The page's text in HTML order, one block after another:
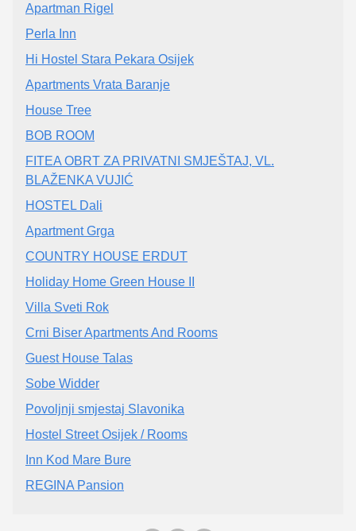
Apartman Rigel
Perla Inn
Hi Hostel Stara Pekara Osijek
Apartments Vrata Baranje
House Tree
BOB ROOM
FITEA OBRT ZA PRIVATNI SMJEŠTAJ, VL.
BLAŽENKA VUJIĆ
HOSTEL Dali
Apartment Grga
COUNTRY HOUSE ERDUT
Holiday Home Green House II
Villa Sveti Rok
Crni Biser Apartments And Rooms
Guest House Talas
Sobe Widder
Povoljnji smjestaj Slavonika
Hostel Street Osijek / Rooms
Inn Kod Mare Bure
REGINA Pansion